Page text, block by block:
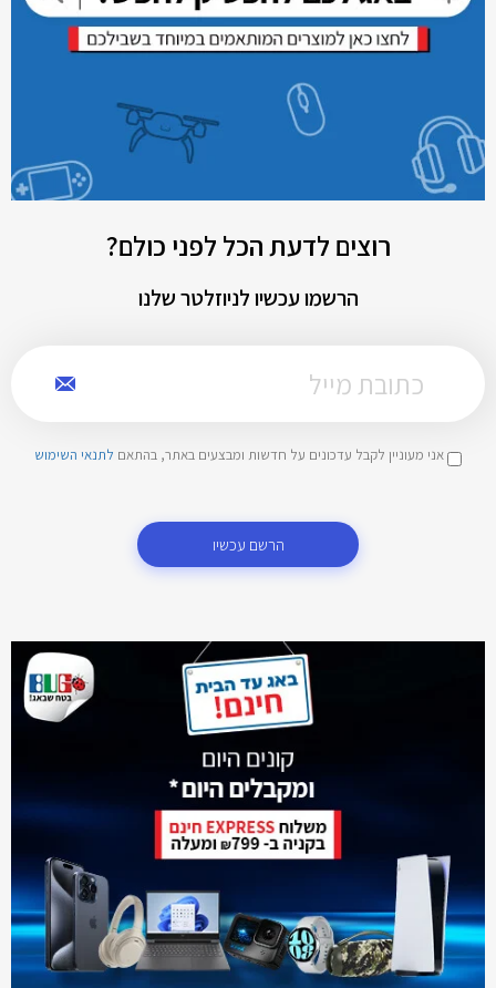
רוצים לדעת הכל לפני כולם?
הרשמו עכשיו לניוזלטר שלנו
אני מעוניין לקבל עדכונים על חדשות ומבצעים באתר, בהתאם לתנאי השימוש
הרשם עכשיו